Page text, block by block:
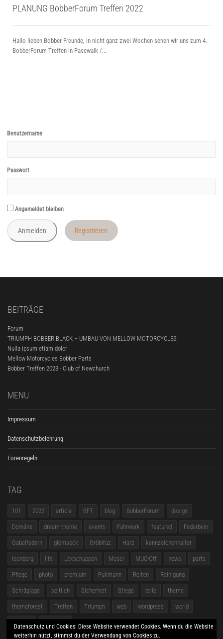
PLANUNG BobberForum Treffen 2022
Hallo lieben Bobber Freunde, in nicht ganz zwei Wochen sehen wir uns zum 4.
BobberForum Treffen in Pasewalk /...
Benutzername
Passwort
Angemeldet bleiben
Registrieren
BEITRÄGE
Forum
TRIUMPH BOBBER BLACK – UMBAU VON MELLOW MOTORCYCLES
Nulla ipsum etiam dolor
Mellow Motorcycles Bobber Parts
Bobber Treffen 2023 - Club of Newchurch
MENU
Impressum
Datenschutzbelehrung
Forenregeln
TAG
101 2022 article BFT blog BobberForum design
Domäne dream-theme events Fahrwerk featured Federbein
Gabelfedern glemseck Gröbifaz Harz kennzeichenhalter
leonberg life Lokschuppen Mosel MUC-Off news parts
Pflege photo premium Pullmann Reifen Reinigung
Schräglage seitlich Sicherheit Stiege teile theme
themeforest Treffen Triumph web wordpress world
Datenschutz und Cookies: Diese Website verwendet Cookies. Wenn du die Website
weiterhin nutzt, stimmst du der Verwendung von Cookies zu.